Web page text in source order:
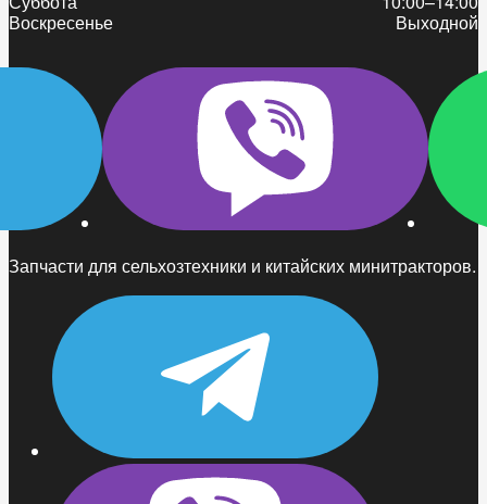
Запчасти для сельхозтехники и китайских минитракторов.
Воскресенье
Выходной